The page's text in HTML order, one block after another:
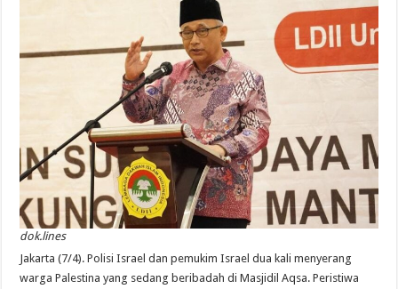
dok.lines
Jakarta (7/4). Polisi Israel dan pemukim Israel dua kali menyerang
warga Palestina yang sedang beribadah di Masjidil Aqsa. Peristiwa